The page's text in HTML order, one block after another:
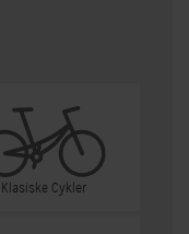
Klasiske Cykler